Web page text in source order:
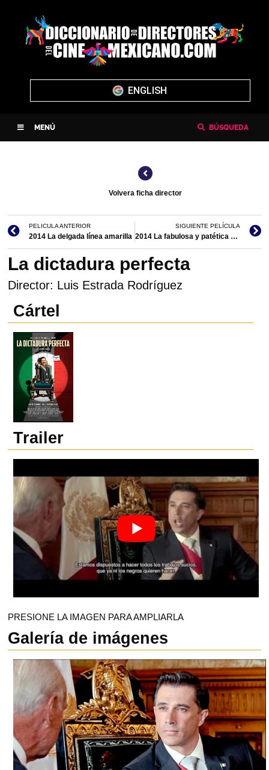
ENGLISH
MENÚ BÚSQUEDA
Volvera ficha director
PELICULA ANTERIOR
2014 La delgada línea amarilla
SIGUIENTE PELÍCULA
2014 La fabulosa y patética historia de un montaje I Love Romeo y Julieta/documental
La dictadura perfecta
Director: Luis Estrada Rodríguez
Cártel
Trailer
PRESIONE LA IMAGEN PARA AMPLIARLA
Galería de imágenes